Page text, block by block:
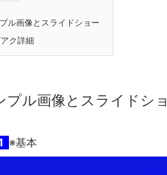
ル画像とスライドショー
ク詳細
プル画像とスライドシ
※基本